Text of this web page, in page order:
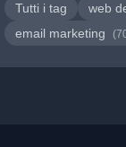
Tutti i tag web
email marketing